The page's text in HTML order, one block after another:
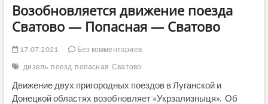
Возобновляется движение поезда
Сватово — Попасная — Сватово
17.07.2021
Без комментариев
дизель поезд попасная Сватово
Движение двух пригородных поездов в Луганской и
Донецкой областях возобновляет «Укрзализныця». Об